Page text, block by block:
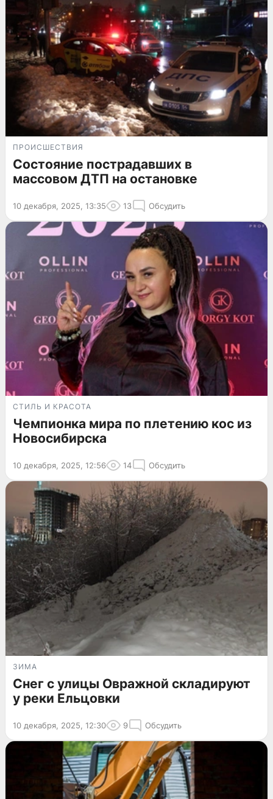
ПРОИСШЕСТВИЯ
Состояние пострадавших в
массовом ДТП на остановке
10 декабря, 2025, 13:35 13 Обсудить
СТИЛЬ И КРАСОТА
Чемпионка мира по плетению кос из
Новосибирска
10 декабря, 2025, 12:56 14 Обсудить
ЗИМА
Снег с улицы Овражной складируют
у реки Ельцовки
10 декабря, 2025, 12:30 9 Обсудить